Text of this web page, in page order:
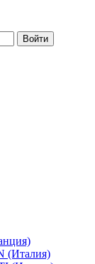
(Италия)